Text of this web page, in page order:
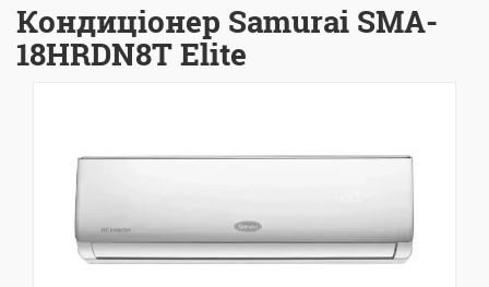
Кондиціонер Samurai SMA-
18HRDN8T Elite